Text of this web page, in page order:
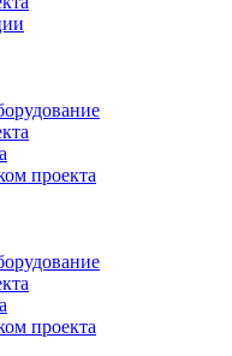
проекта
проекта